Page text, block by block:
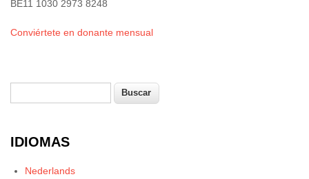
BE11 1030 2973 8248
Conviértete en donante mensual
Formulario de búsqueda
IDIOMAS
Nederlands